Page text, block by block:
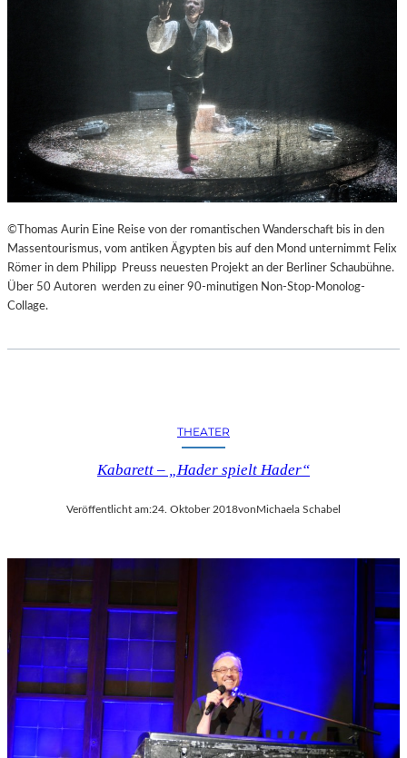
©Thomas Aurin Eine Reise von der romantischen Wanderschaft bis in den
Massentourismus, vom antiken Ägypten bis auf den Mond unternimmt Felix
Römer in dem Philipp Preuss neuesten Projekt an der Berliner Schaubühne.
Über 50 Autoren werden zu einer 90-minutigen Non-Stop-Monolog-
Collage.
THEATER
Kabarett – „Hader spielt Hader“
Veröffentlicht am:24. Oktober 2018von Michaela Schabel